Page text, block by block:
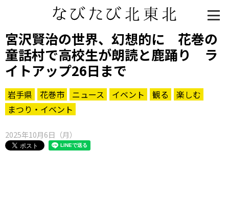
宮沢賢治の世界、幻想的に 花巻の
童話村で高校生が朗読と鹿踊り ラ
イトアップ26日まで
岩手県 花巻市 ニュース イベント 観る
楽しむ
まつり・イベント
2025年10月6日（月）
知る一覧
世界遺産
文化・歴史
パワースポット
ミステリー